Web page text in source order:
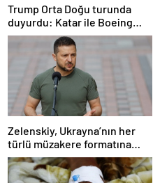
Trump Orta Doğu turunda
duyurdu: Katar ile Boeing
arasında 200 milyar dolarlık
Zelenskiy, Ukrayna’nın her
türlü müzakere formatına
hazır olduğunu duyurdu!